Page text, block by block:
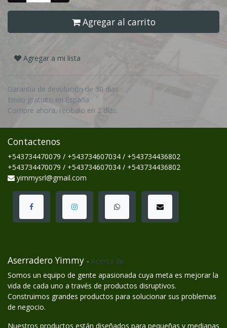
Agregar al carrito
Agregar a mi lista
Garantía de devolución de 30 días
Envío gratuito en España
Compre ahora, recíbalo en 2 días.
Contactenos
+543734470079 / +543734607034 / +543734436802
+543734470079 / +543734607034 / +543734436802
yimmysrl@gmail.com
Aserradero Yimmy - Acerca de
Somos un equipo de gente apasionada cuya meta es mejorar la
vida de cada uno a través de productos disruptivos.
Construimos grandes productos para solucionar sus problemas
de negocio.
Nuestros productos están diseñados para pequeñas y medianas